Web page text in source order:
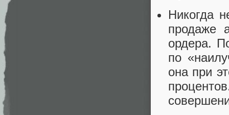
Никогда
продаже
ордера.
по
она при